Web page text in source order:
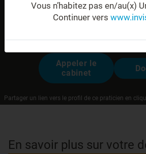
Appeler le
cabinet
Partager un lien vers le profil de ce praticien en
En savoir plus sur votre
Vous n’habitez pas en/au(x)
Continuer vers